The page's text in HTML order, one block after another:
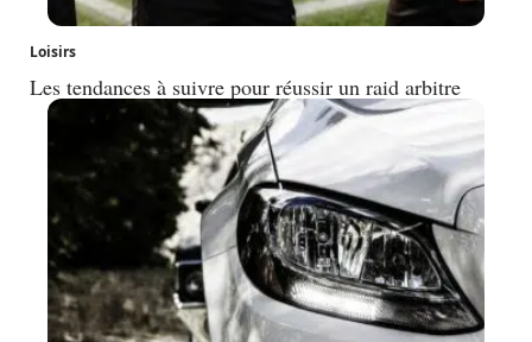
Loisirs
Les tendances à suivre pour réussir un raid arbitre